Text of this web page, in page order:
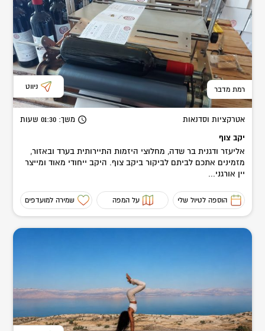
לכולנו אותם רצונות, חלומות ותקוות. חוט ארוך מחבר את כולנו
לשרשרת אחת.
רמת מדבר ניווט
אטרקציות וסדנאות משך: 01:30 שעות
יקב צוף
אליעזר ודגנית בר שדה, מחלוצי היזמות התיירותית בערד ובאזור,
מזמינים אתכם לביתם לביקור ביקב צוף. היקב ייחודי מאוד ומייצר
יין אורגני...
הוספה לטיול שלי על המפה שמירה למועדפים